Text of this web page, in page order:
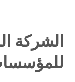
الشركة